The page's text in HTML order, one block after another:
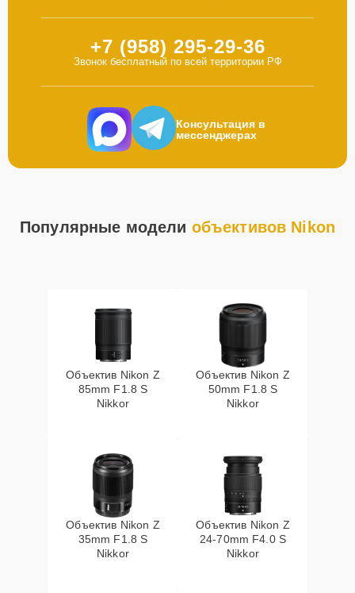
+7 (958) 295-29-36
Звонок бесплатный по всей территории РФ
Консультация в
мессенджерах
Популярные модели объективов Nikon
Объектив Nikon Z
85mm F1.8 S
Nikkor
Объектив Nikon Z
50mm F1.8 S
Nikkor
Объектив Nikon Z
35mm F1.8 S
Nikkor
Объектив Nikon Z
24-70mm F4.0 S
Nikkor